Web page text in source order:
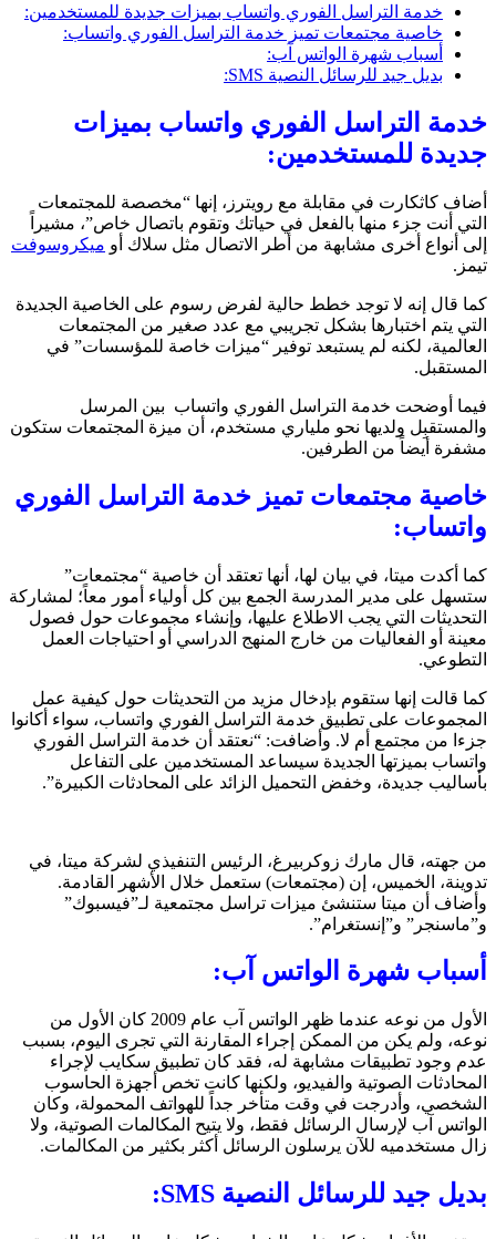
خدمة التراسل الفوري واتساب بميزات جديدة للمستخدمين:
خاصية مجتمعات تميز خدمة التراسل الفوري واتساب:
أسباب شهرة الواتس آب:
بديل جيد للرسائل النصية SMS:
خدمة التراسل الفوري واتساب بميزات
جديدة للمستخدمين:
أضاف كاثكارت في مقابلة مع رويترز، إنها “مخصصة للمجتمعات
التي أنت جزء منها بالفعل في حياتك وتقوم باتصال خاص”، مشيراً
إلى أنواع أخرى مشابهة من أطر الاتصال مثل سلاك أو ميكروسوفت
تيمز.
كما قال إنه لا توجد خطط حالية لفرض رسوم على الخاصية الجديدة
التي يتم اختبارها بشكل تجريبي مع عدد صغير من المجتمعات
العالمية، لكنه لم يستبعد توفير “ميزات خاصة للمؤسسات” في
المستقبل.
فيما أوضحت خدمة التراسل الفوري واتساب بين المرسل
والمستقبِل ولديها نحو ملياري مستخدم، أن ميزة المجتمعات ستكون
مشفرة أيضاً من الطرفين.
خاصية مجتمعات تميز خدمة التراسل الفوري
واتساب:
كما أكدت ميتا، في بيان لها، أنها تعتقد أن خاصية “مجتمعات”
ستسهل على مدير المدرسة الجمع بين كل أولياء أمور معاً؛ لمشاركة
التحديثات التي يجب الاطلاع عليها، وإنشاء مجموعات حول فصول
معينة أو الفعاليات من خارج المنهج الدراسي أو احتياجات العمل
التطوعي.
كما قالت إنها ستقوم بإدخال مزيد من التحديثات حول كيفية عمل
المجموعات على تطبيق خدمة التراسل الفوري واتساب، سواء أكانوا
جزءا من مجتمع أم لا. وأضافت: “نعتقد أن خدمة التراسل الفوري
واتساب بميزتها الجديدة سيساعد المستخدمين على التفاعل
بأساليب جديدة، وخفض التحميل الزائد على المحادثات الكبيرة”.
من جهته، قال مارك زوكربيرغ، الرئيس التنفيذي لشركة ميتا، في
تدوينة، الخميس، إن (مجتمعات) ستعمل خلال الأشهر القادمة.
وأضاف أن ميتا ستنشئ ميزات تراسل مجتمعية لـ”فيسبوك”
و”ماسنجر” و”إنستغرام”.
أسباب شهرة الواتس آب:
الأول من نوعه عندما ظهر الواتس آب عام 2009 كان الأول من
نوعه، ولم يكن من الممكن إجراء المقارنة التي تجرى اليوم، بسبب
عدم وجود تطبيقات مشابهة له، فقد كان تطبيق سكايب لإجراء
المحادثات الصوتية والفيديو، ولكنها كانت تخص أجهزة الحاسوب
الشخصي، وأدرجت في وقت متأخر جداً للهواتف المحمولة، وكان
الواتس آب لإرسال الرسائل فقط، ولا يتيح المكالمات الصوتية، ولا
زال مستخدميه للآن يرسلون الرسائل أكثر بكثير من المكالمات.
بديل جيد للرسائل النصية SMS: